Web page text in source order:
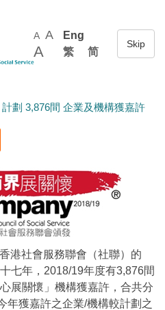
A A
A
Eng
繁
简
計劃 3,876間 企業及機構獲嘉許
港社會服務聯會（社聯）的
七年，2018/19年度有3,876間
展關懷」機構獲嘉許，合共分
年獲嘉許之企業/機構較計劃之